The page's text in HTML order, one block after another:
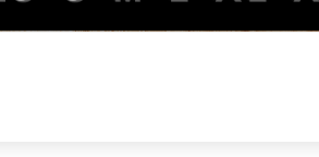
hombre de calidad industrial,